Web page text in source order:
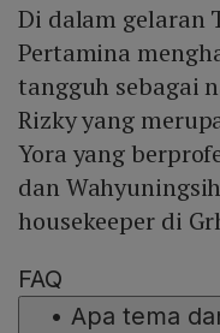
Di dalam gelaran
Pertamina
tangguh sebagai
Rizky yang
Yora yang
dan
housekeeper di
FAQ
• Apa tema